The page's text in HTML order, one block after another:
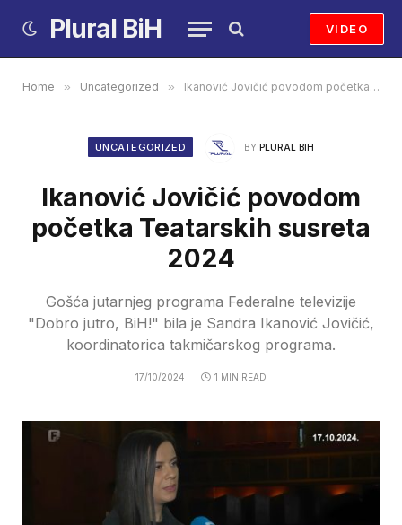
Plural BiH VIDEO
Home » Uncategorized » Ikanović Jovičić povodom početka Teatarskih susreta 2024
UNCATEGORIZED BY PLURAL BIH
Ikanović Jovičić povodom
početka Teatarskih susreta
2024
Gošća jutarnjeg programa Federalne televizije
"Dobro jutro, BiH!" bila je Sandra Ikanović Jovičić,
koordinatorica takmičarskog programa.
17/10/2024 1 MIN READ